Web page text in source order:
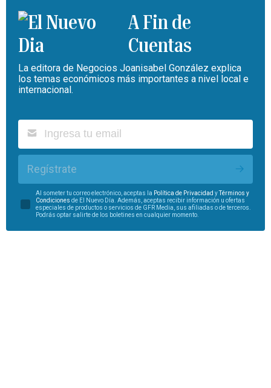
A Fin de
Cuentas
La editora de Negocios Joanisabel González explica
los temas económicos más importantes a nivel local e
internacional.
Regístrate
Al someter tu correo electrónico, aceptas la Política de Privacidad yTérminos y
Condiciones de El Nuevo Día. Además, aceptas recibir información u ofertas
especiales de productos o servicios de GFR Media, sus afiliadas o de terceros.
Podrás optar salirte de los boletines en cualquier momento.